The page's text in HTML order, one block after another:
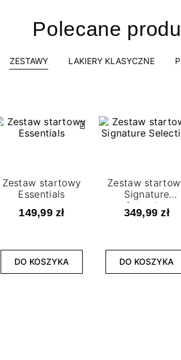
Polecane
ZESTAWY LAKIERY KLASYCZNE
Zestaw startowy
Essentials
149,99 zł
DO KOSZYKA
Zestaw
Signature
Selection
349,99 zł
DO KOSZYKA